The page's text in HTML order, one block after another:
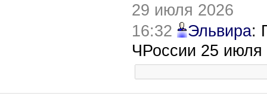
29 июля 2026
16:32
Эльвира:
ЧРоссии 25 июля